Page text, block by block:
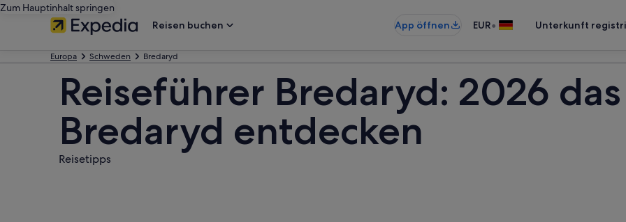
Zum Hauptinhalt springen
Reisen buchen
App öffnen EUR• Unterkunft
Europa Schweden Bredaryd
Reiseführer Bredaryd: 2026
Bredaryd entdecken
Reisetipps